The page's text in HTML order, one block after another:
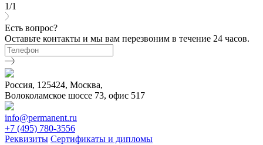
1/1
Есть вопрос?
Оставьте контакты и мы вам перезвоним в течение 24 часов.
Россия, 125424, Москва,
Волоколамское шоссе 73, офис 517
info@permanent.ru
+7 (495) 780-3556
Реквизиты Сертификаты и дипломы